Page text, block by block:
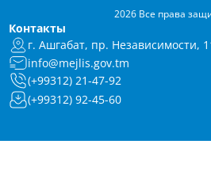
2026 Все права
Контакты
г. Ашгабат, пр. Независимости,
info@mejlis.gov.tm
(+99312) 21-47-92
(+99312) 92-45-60